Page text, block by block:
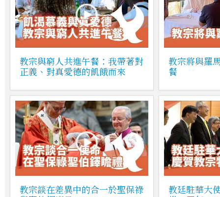
教宗與窮人共進午餐：我帶著對
正義、對真愛德的飢餓而來
教宗將與羅
餐
教宗談在差異中的合一於聖保祿
教廷駐華大